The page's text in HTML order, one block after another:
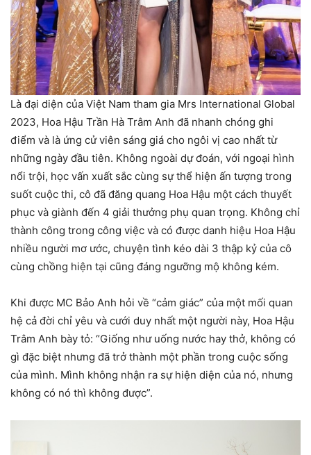
Là đại diện của Việt Nam tham gia Mrs International Global
2023, Hoa Hậu Trần Hà Trâm Anh đã nhanh chóng ghi
điểm và là ứng cử viên sáng giá cho ngôi vị cao nhất từ
những ngày đầu tiên. Không ngoài dự đoán, với ngoại hình
nổi trội, học vấn xuất sắc cùng sự thể hiện ấn tượng trong
suốt cuộc thi, cô đã đăng quang Hoa Hậu một cách thuyết
phục và giành đến 4 giải thưởng phụ quan trọng. Không chỉ
thành công trong công việc và có được danh hiệu Hoa Hậu
nhiều người mơ ước, chuyện tình kéo dài 3 thập kỷ của cô
cùng chồng hiện tại cũng đáng ngưỡng mộ không kém.
Khi được MC Bảo Anh hỏi về “cảm giác” của một mối quan
hệ cả đời chỉ yêu và cưới duy nhất một người này, Hoa Hậu
Trâm Anh bày tỏ: “Giống như uống nước hay thở, không có
gì đặc biệt nhưng đã trở thành một phần trong cuộc sống
của mình. Mình không nhận ra sự hiện diện của nó, nhưng
không có nó thì không được”.